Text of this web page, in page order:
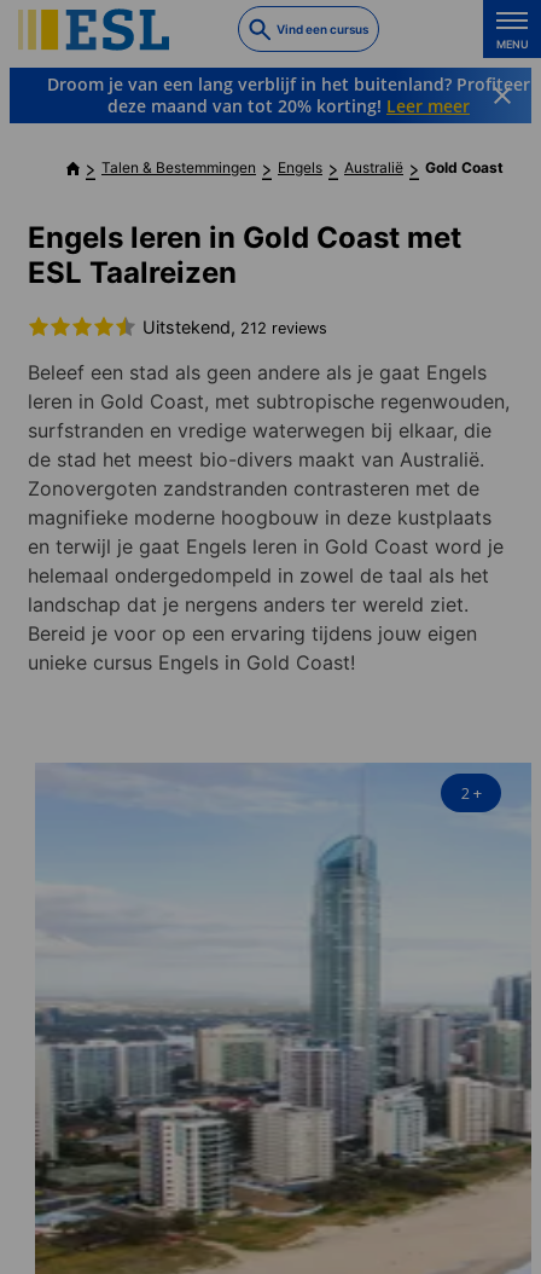
to
main
content
Vind een cursus
MENU
Droom je van een lang verblijf in het buitenland? Profiteer
deze maand van tot 20% korting! Leer meer
Talen & Bestemmingen Engels Australië Gold Coast
Engels leren in Gold Coast met
ESL Taalreizen
Uitstekend, 212 reviews
Beleef een stad als geen andere als je gaat Engels
leren in Gold Coast, met subtropische regenwouden,
surfstranden en vredige waterwegen bij elkaar, die
de stad het meest bio-divers maakt van Australië.
Zonovergoten zandstranden contrasteren met de
magnifieke moderne hoogbouw in deze kustplaats
en terwijl je gaat Engels leren in Gold Coast word je
helemaal ondergedompeld in zowel de taal als het
landschap dat je nergens anders ter wereld ziet.
Bereid je voor op een ervaring tijdens jouw eigen
unieke cursus Engels in Gold Coast!
2+